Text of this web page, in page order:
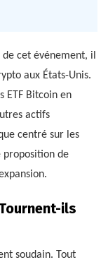
cet événement, il
aux États-Unis.
ETF Bitcoin en
actifs
centré sur les
proposition de
ils
soudain. Tout